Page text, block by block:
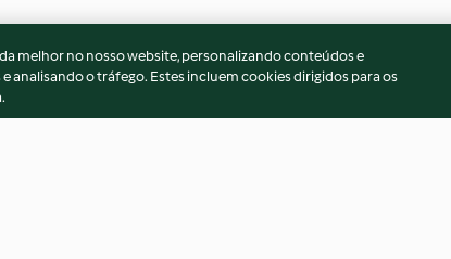
melhor no nosso website, personalizando conteúdos e
analisando o tráfego. Estes incluem cookies dirigidos para os